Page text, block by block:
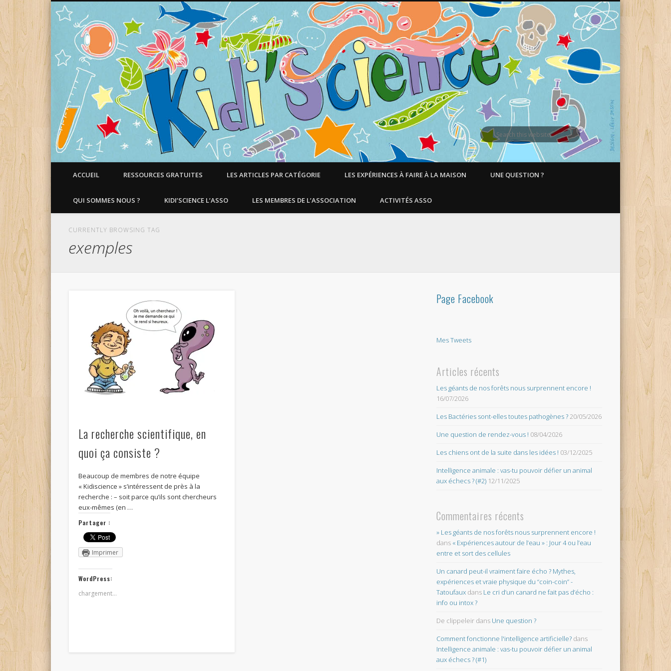
Faire aimer les Sciences aux Enfants !
ACCUEIL RESSOURCES GRATUITES LES ARTICLES PAR CATÉGORIE LES EXPÉRIENCES À FAIRE À LA MAISON UNE QUESTION ?
QUI SOMMES NOUS ? KIDI’SCIENCE L’ASSO LES MEMBRES DE L’ASSOCIATION ACTIVITÉS ASSO
CURRENTLY BROWSING TAG
exemples
La recherche scientifique, en
quoi ça consiste ?
Beaucoup de membres de notre équipe
« Kidiscience » s’intéressent de près à la
recherche : – soit parce qu’ils sont chercheurs
eux-mêmes (en …
Partager :
Imprimer
WordPress:
chargement…
Page Facebook
Mes Tweets
Articles récents
Les géants de nos forêts nous surprennent encore !
16/07/2026
Les Bactéries sont-elles toutes pathogènes ?20/05/2026
Une question de rendez-vous ! 08/04/2026
Les chiens ont de la suite dans les idées ! 03/12/2025
Intelligence animale : vas-tu pouvoir défier un animal
aux échecs ? (#2) 12/11/2025
Commentaires récents
» Les géants de nos forêts nous surprennent encore !
dans « Expériences autour de l’eau » : Jour 4 ou l’eau
entre et sort des cellules
Un canard peut-il vraiment faire écho ? Mythes,
expériences et vraie physique du “coin-coin” -
Tatoufaux dans Le cri d’un canard ne fait pas d’écho :
info ou intox ?
De clippeleir dans Une question ?
Comment fonctionne l'intelligence artificielle? dans
Intelligence animale : vas-tu pouvoir défier un animal
aux échecs ? (#1)